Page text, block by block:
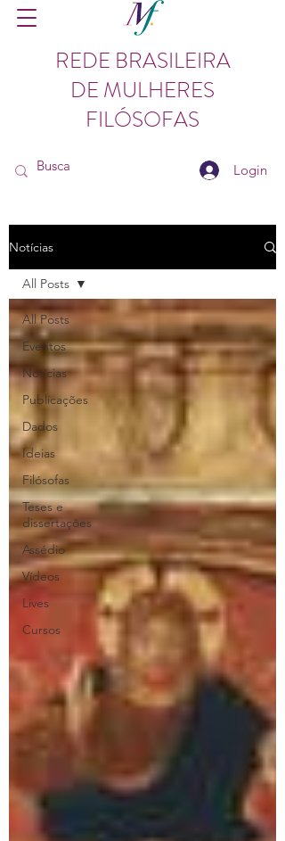
REDE BRASILEIRA
DE MULHERES
FILÓSOFAS
Login
Notícias
All Posts
Eventos
Notícias
Publicações
Dados
Ideias
Filósofas
Teses e
dissertações
Assédio
Vídeos
Lives
Cursos
All Posts